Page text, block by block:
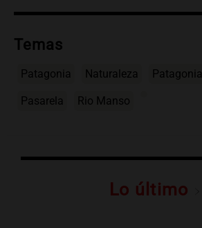
Temas
Patagonia Naturaleza Patagonia
Pasarela Rio Manso
Lo último